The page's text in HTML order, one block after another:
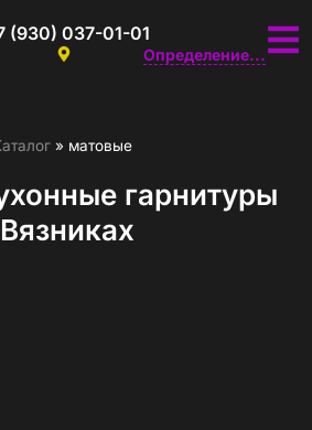
(930) 037-01-01
Определение...
» матовые
гарнитуры